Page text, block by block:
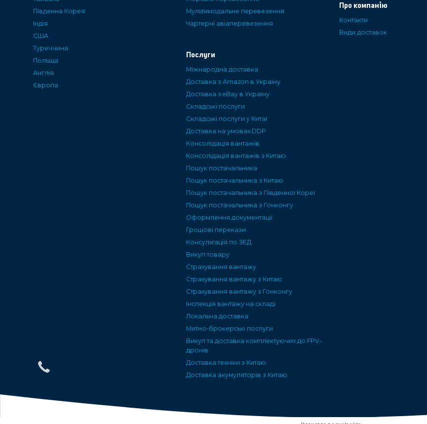
Пiвденна Корея
Iндiя
США
Туреччина
Польща
Англія
Європа
Мультимодальне перевезення
Чартерні авіаперевезення
Послуги
Міжнародна доставка
Доставка з Amazon в Україну
Доставка з eBay в Україну
Складські послуги
Складські послуги у Китаї
Доставка на умовах DDP
Консолідація вантажів
Консолідація вантажів з Китаю
Пошук постачальника
Пошук постачальника з Китаю
Пошук постачальника з Південної Кореї
Пошук постачальника з Гонконгу
Оформлення документації
Грошові перекази
Консультація по ЗЕД
Викуп товару
Страхування вантажу
Страхування вантажу з Китаю
Страхування вантажу з Гонконгу
Інспекція вантажу на складі
Локальна доставка
Митно-брокерські послуги
Викуп та доставка комплектуючих до FPV-
дронів
Доставка техніки з Китаю
Доставка акумуляторів з Китаю
Про компанію
Контакти
Види доставок